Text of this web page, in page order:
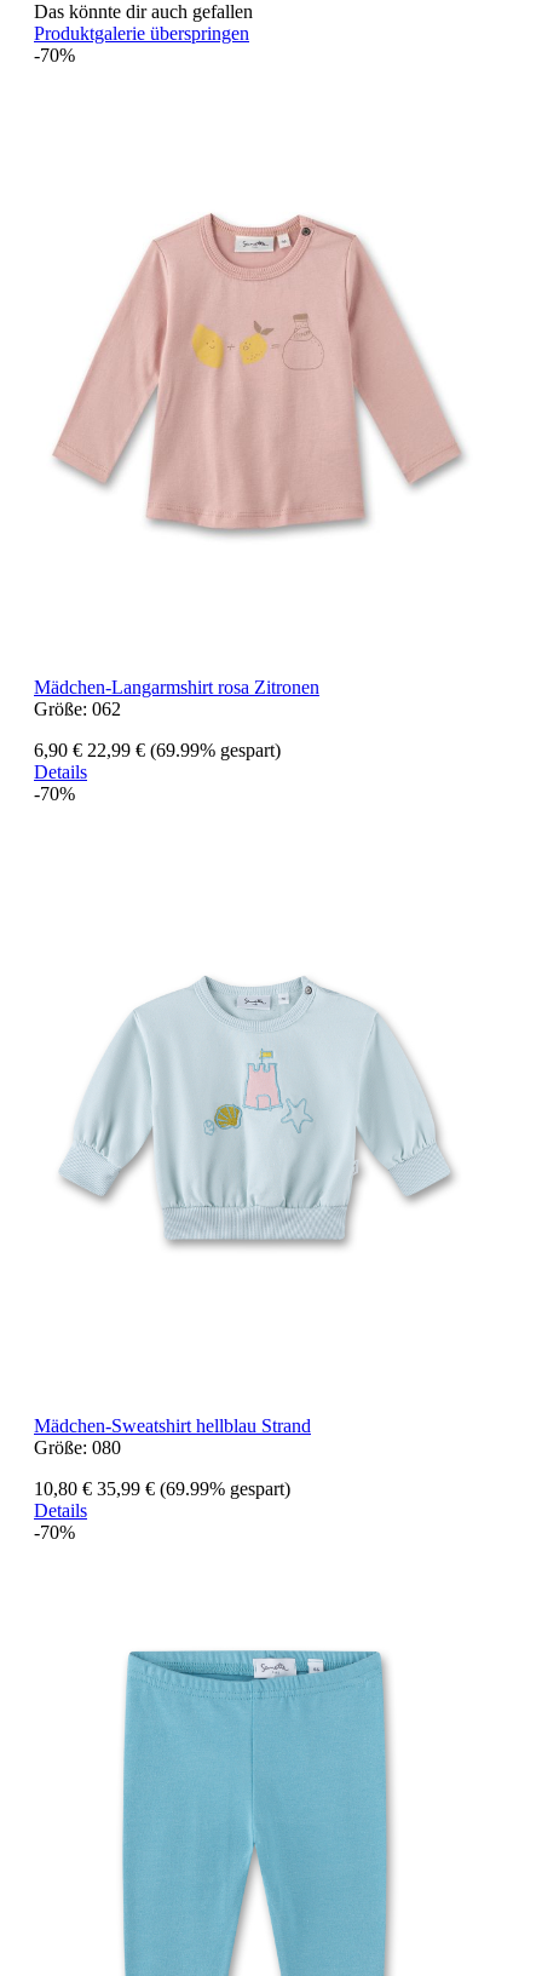
Das könnte dir auch gefallen
Produktgalerie überspringen
-70%
Mädchen-Langarmshirt rosa Zitronen
Größe: 062
6,90 € 22,99 € (69.99% gespart)
Details
-70%
Mädchen-Sweatshirt hellblau Strand
Größe: 080
10,80 € 35,99 € (69.99% gespart)
Details
-70%